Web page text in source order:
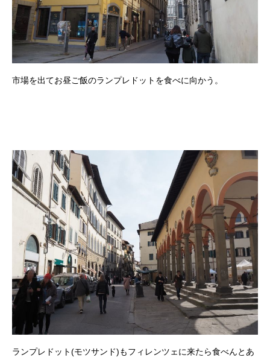
市場を出てお昼ご飯のランプレドットを食べに向かう。
ランプレドット(モツサンド)もフィレンツェに来たら食べんとあ